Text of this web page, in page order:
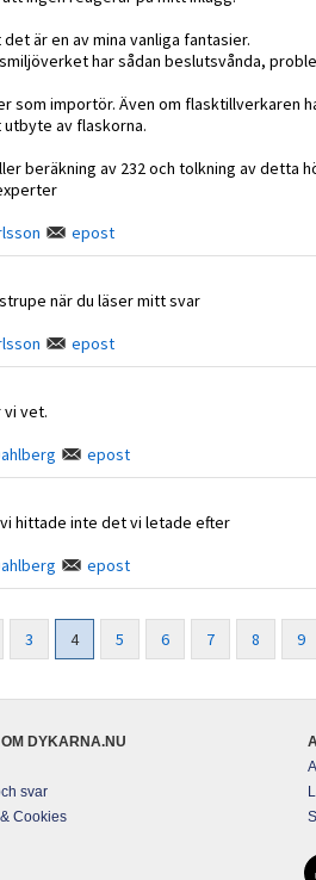
är en av mina vanliga fantasier.
har sådan beslutsvånda,
som importör. Även om
av flaskorna.
beräkning av 232 och tolkning av detta
epost
när du läser mitt svar
epost
vi vet.
epost
hittade inte det vi letade efter
epost
3 4 5 6 7 8 9
OM DYKARNA.NU
svar
Cookies